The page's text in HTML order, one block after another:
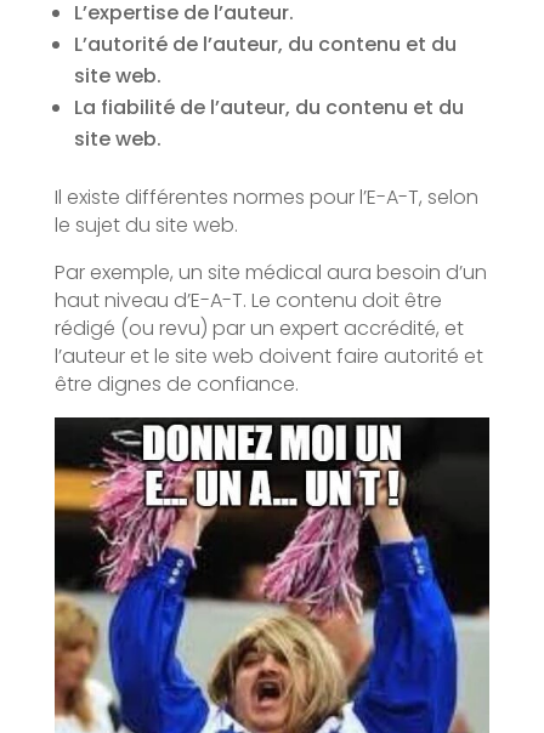
L’expertise de l’auteur.
L’autorité de l’auteur, du contenu et du
site web.
La fiabilité de l’auteur, du contenu et du
site web.
Il existe différentes normes pour l’E-A-T, selon
le sujet du site web.
Par exemple, un site médical aura besoin d’un
haut niveau d’E-A-T. Le contenu doit être
rédigé (ou revu) par un expert accrédité, et
l’auteur et le site web doivent faire autorité et
être dignes de confiance.